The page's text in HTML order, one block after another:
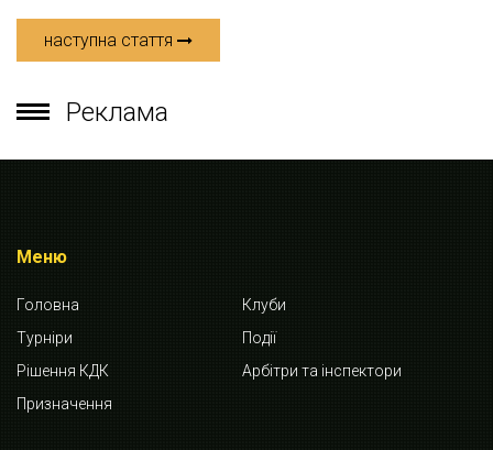
наступна стаття
Реклама
Меню
Головна
Клуби
Турніри
Події
Рішення КДК
Арбітри та інспектори
Призначення